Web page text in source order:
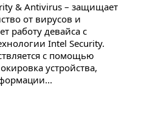
& Antivirus – защищает
от вирусов и
работу девайса с
Intel Security.
с помощью
устройства,